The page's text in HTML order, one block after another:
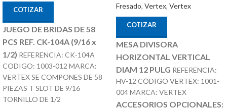
COTIZAR
JUEGO DE BRIDAS DE 58
PCS REF. CK-104A (9/16 x
1/2) REFERENCIA: CK-104A
CODIGO: 1003-012 MARCA:
VERTEX SE COMPONES DE 58
PIEZAS T SLOT DE 9/16
TORNILLO DE 1/2
Fresado, Vertex, Vertex
COTIZAR
MESA DIVISORA
HORIZONTAL VERTICAL
DIAM 12 PULG REFERENCIA:
HV-12 CÓDIGO VERTEX: 1001-
004 MARCA: VERTEX
ACCESORIOS OPCIONALES: